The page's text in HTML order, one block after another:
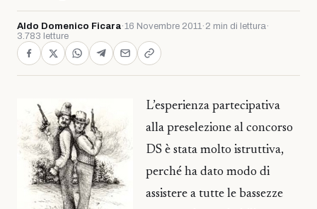
Aldo Domenico Ficara·16 Novembre 2011· 2 min di lettura·
3.783 letture
L’esperienza partecipativa
alla preselezione al concorso
DS è stata molto istruttiva,
perché ha dato modo di
assistere a tutte le bassezze